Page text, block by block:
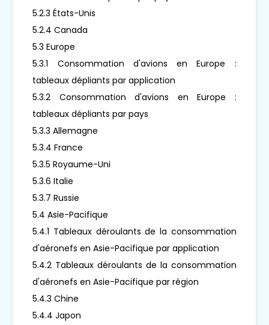
5.2.3 États-Unis
5.2.4 Canada
5.3 Europe
5.3.1 Consommation d'avions en Europe :
tableaux dépliants par application
5.3.2 Consommation d'avions en Europe :
tableaux dépliants par pays
5.3.3 Allemagne
5.3.4 France
5.3.5 Royaume-Uni
5.3.6 Italie
5.3.7 Russie
5.4 Asie-Pacifique
5.4.1 Tableaux déroulants de la consommation
d'aéronefs en Asie-Pacifique par application
5.4.2 Tableaux déroulants de la consommation
d'aéronefs en Asie-Pacifique par région
5.4.3 Chine
5.4.4 Japon